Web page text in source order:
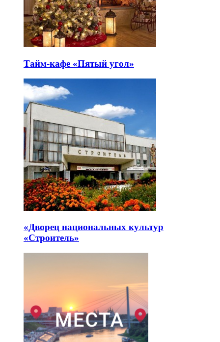
Тайм-кафе «Пятый угол»
«Дворец национальных культур
«Строитель»